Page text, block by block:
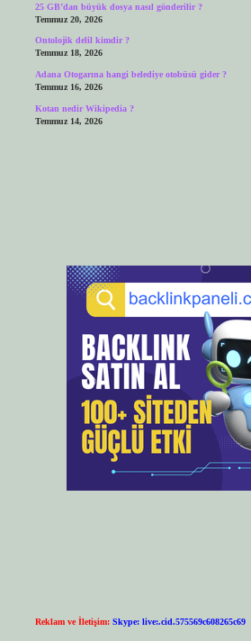
25 GB’dan büyük dosya nasıl gönderilir ?
Temmuz 20, 2026
Ontolojik delil kimdir ?
Temmuz 18, 2026
Adana Otogarına hangi belediye otobüsü gider ?
Temmuz 16, 2026
Kotan nedir Wikipedia ?
Temmuz 14, 2026
Reklam ve İletişim: Skype: live:.cid.575569c608265c69